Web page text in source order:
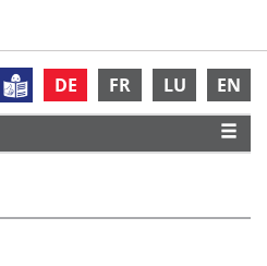
DE FR LU EN